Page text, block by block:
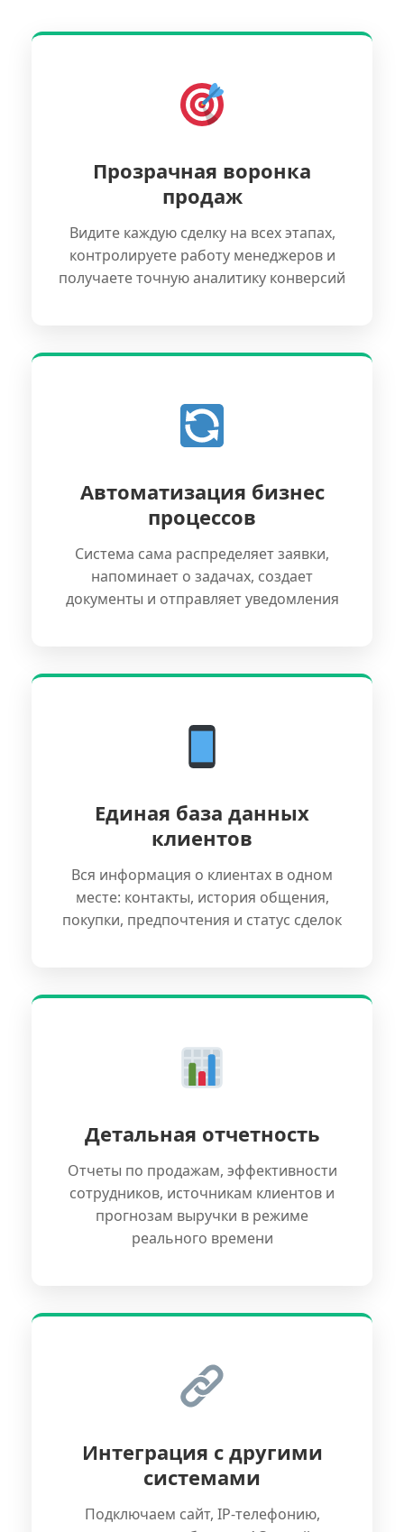
Прозрачная воронка
продаж
Видите каждую сделку на всех этапах,
контролируете работу менеджеров и
получаете точную аналитику конверсий
Автоматизация бизнес
процессов
Система сама распределяет заявки,
напоминает о задачах, создает
документы и отправляет уведомления
Единая база данных
клиентов
Вся информация о клиентах в одном
месте: контакты, история общения,
покупки, предпочтения и статус сделок
Детальная отчетность
Отчеты по продажам, эффективности
сотрудников, источникам клиентов и
прогнозам выручки в режиме
реального времени
Интеграция с другими
системами
Подключаем сайт, IP-телефонию,